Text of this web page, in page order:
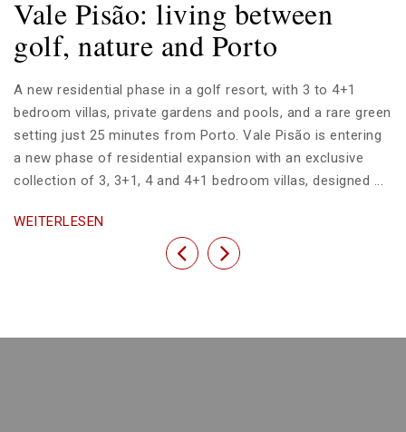
Vale Pisão: living between
golf, nature and Porto
A new residential phase in a golf resort, with 3 to 4+1
bedroom villas, private gardens and pools, and a rare green
setting just 25 minutes from Porto. Vale Pisão is entering
a new phase of residential expansion with an exclusive
collection of 3, 3+1, 4 and 4+1 bedroom villas, designed ...
WEITERLESEN
Previous
Next